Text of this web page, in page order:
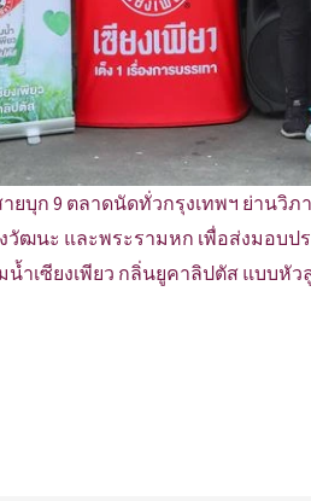
ายบุก 9 ตลาดนัดทั่วกรุงเทพฯ ย่านวิ
วัฒนะ และพระรามหก เพื่อส่งมอบ
ำเซียงเพียว กลิ่นยูคาลิปตัส แบบหั